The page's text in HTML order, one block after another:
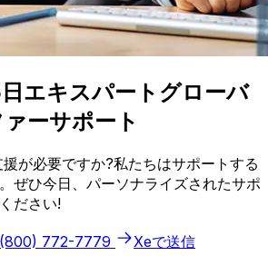
エキスパートグローバ
ーサポート
が必要ですか?私たちはサポートする
ぜひ今日、パーソナライズされたサポ
ださい!
(800) 772-7779 Xeで送信